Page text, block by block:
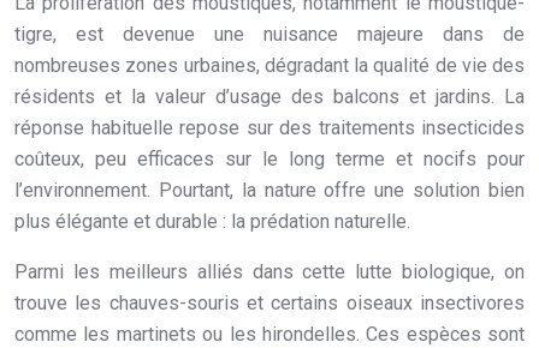
tigre, est devenue une nuisance majeure dans de
nombreuses zones urbaines, dégradant la qualité de vie des
résidents et la valeur d’usage des balcons et jardins. La
réponse habituelle repose sur des traitements insecticides
coûteux, peu efficaces sur le long terme et nocifs pour
l’environnement. Pourtant, la nature offre une solution bien
plus élégante et durable : la prédation naturelle.
Parmi les meilleurs alliés dans cette lutte biologique, on
trouve les chauves-souris et certains oiseaux insectivores
comme les martinets ou les hirondelles. Ces espèces sont